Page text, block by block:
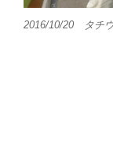
2016/10/20 タチ